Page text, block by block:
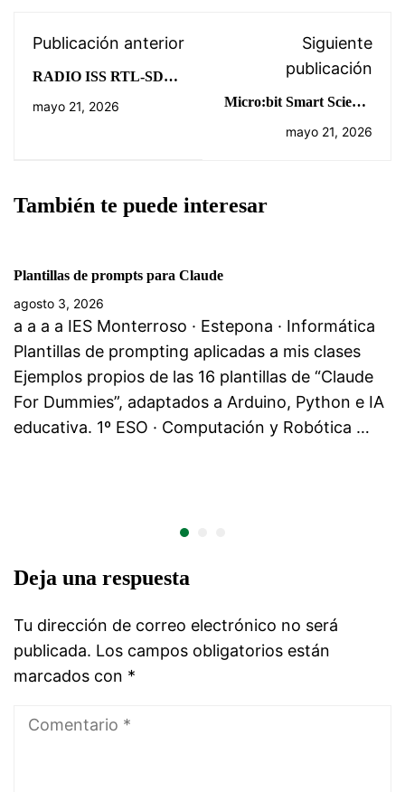
Publicación anterior
RADIO ISS RTL-SDR
PROYECTO
mayo 21, 2026
Siguiente
publicación
Micro:bit Smart Science
IoT Kit – Estación de
mayo 21, 2026
También te puede interesar
Plantillas de prompts para Claude
agosto 3, 2026
a a a a IES Monterroso · Estepona · Informática
Plantillas de prompting aplicadas a mis clases
Ejemplos propios de las 16 plantillas de “Claude
For Dummies”, adaptados a Arduino, Python e IA
educativa. 1º ESO · Computación y Robótica …
Deja una respuesta
Tu dirección de correo electrónico no será
publicada. Los campos obligatorios están
marcados con *